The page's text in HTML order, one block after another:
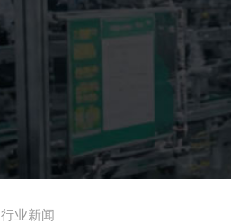
行业新闻